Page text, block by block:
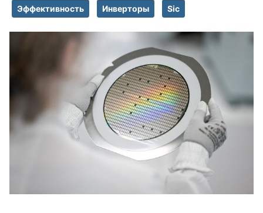
Эффективность Инверторы Sic